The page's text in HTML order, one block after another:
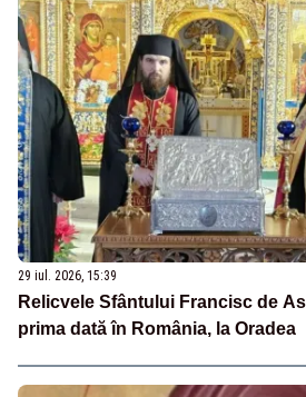
29 iul. 2026, 15:39
Relicvele Sfântului Francisc de
prima dată în România, la Oradea